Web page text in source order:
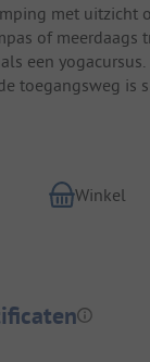
met uitzicht
of
een
toegangsweg
Winkel